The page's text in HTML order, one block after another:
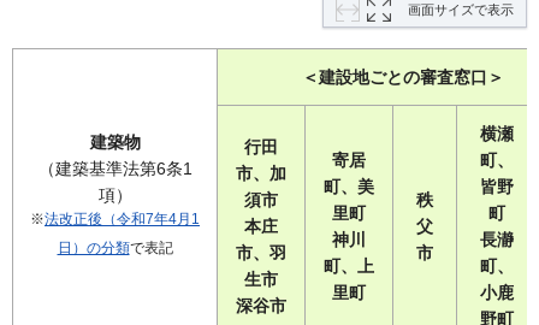
画面サイズで表示
建築物
（建築基準法第6条1
項）
※法改正後（令和7年4月1
日）の分類で表記
＜建設地ごとの審査窓口＞
行田
市、加
須市
本庄
市、羽
生市
深谷市
寄居
町、美
里町
神川
町、上
里町
秩
父
市
横瀬
町、
皆野
町
長瀞
町、
小鹿
野町